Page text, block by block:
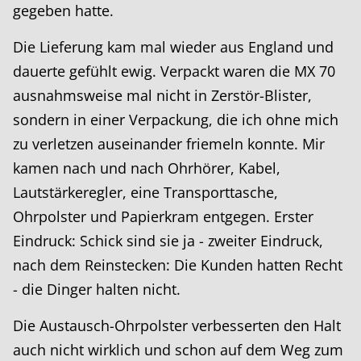
gegeben hatte.
Die Lieferung kam mal wieder aus England und
dauerte gefühlt ewig. Verpackt waren die MX 70
ausnahmsweise mal nicht in Zerstör-Blister,
sondern in einer Verpackung, die ich ohne mich
zu verletzen auseinander friemeln konnte. Mir
kamen nach und nach Ohrhörer, Kabel,
Lautstärkeregler, eine Transporttasche,
Ohrpolster und Papierkram entgegen. Erster
Eindruck: Schick sind sie ja - zweiter Eindruck,
nach dem Reinstecken: Die Kunden hatten Recht
- die Dinger halten nicht.
Die Austausch-Ohrpolster verbesserten den Halt
auch nicht wirklich und schon auf dem Weg zum